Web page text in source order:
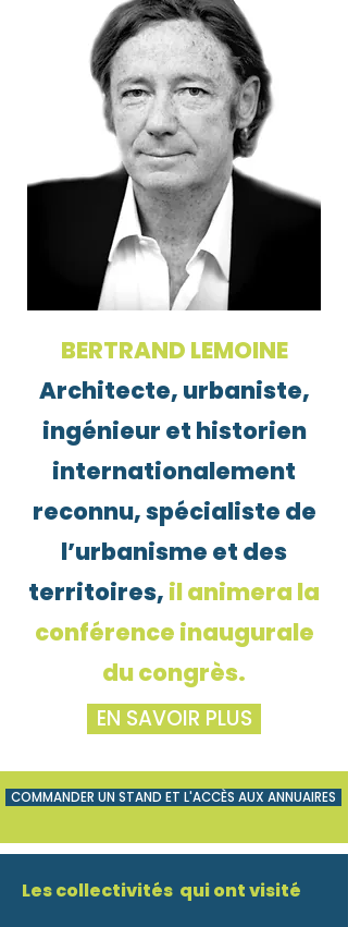
BERTRAND LEMOINE
Architecte, urbaniste,
ingénieur et historien
internationalement
reconnu, spécialiste de
l’urbanisme et des
territoires, ilanimera la
conférence inaugurale
du congrès.
EN SAVOIR PLUS
COMMANDER UN STAND ET L'ACCÈS AUX ANNUAIRES
Les collectivités qui ont visité